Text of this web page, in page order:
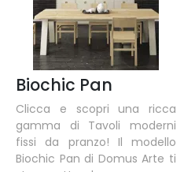
Biochic Pan
Clicca e scopri una ricca
gamma di Tavoli moderni
fissi da pranzo! Il modello
Biochic Pan di Domus Arte ti